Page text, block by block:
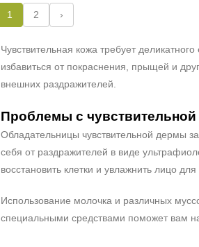
1 2 ›
Чувствительная кожа требует
избавиться от покраснения, прыщей и
внешних раздражителей.
Проблемы с
Обладательницы чувствительной дермы
себя от раздражителей в виде
восстановить клетки и увлажнить лицо
Использование молочка и различных
специальными средствами поможет вам